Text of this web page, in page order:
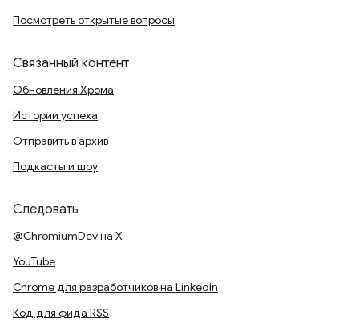
Посмотреть открытые вопросы
Связанный контент
Обновления Хрома
Истории успеха
Отправить в архив
Подкасты и шоу
Следовать
@ChromiumDev на X
YouTube
Chrome для разработчиков на LinkedIn
Код для фида RSS